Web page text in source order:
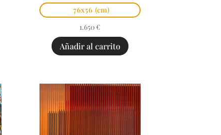
76x56 (cm)
1.650 €
Añadir al carrito